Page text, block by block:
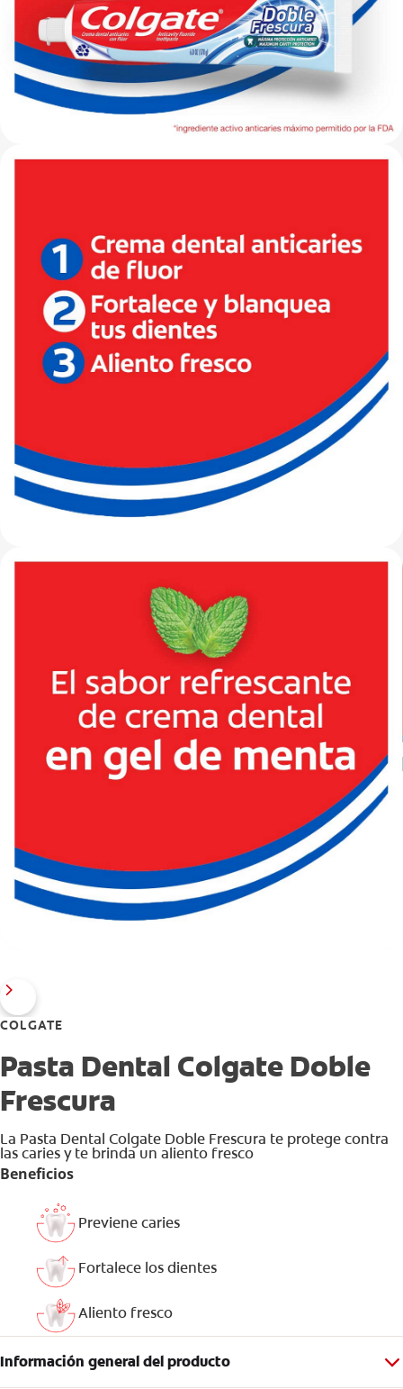
COLGATE
Pasta Dental Colgate Doble
Frescura
La Pasta Dental Colgate Doble Frescura te protege contra
las caries y te brinda un aliento fresco
Beneficios
Previene caries
Fortalece los dientes
Aliento fresco
Información general del producto